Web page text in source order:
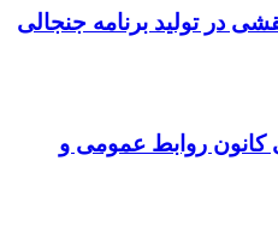
در تولید برنامه جنجالی
روابط عمومی و